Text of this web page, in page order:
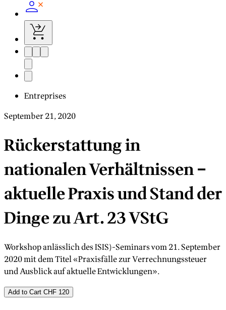
Entreprises
September 21, 2020
Rückerstattung in
nationalen Verhältnissen –
aktuelle Praxis und Stand der
Dinge zu Art. 23 VStG
Workshop anlässlich des ISIS)-Seminars vom 21. September
2020 mit dem Titel «Praxisfälle zur Verrechnungssteuer
und Ausblick auf aktuelle Entwicklungen».
Add to Cart CHF 120